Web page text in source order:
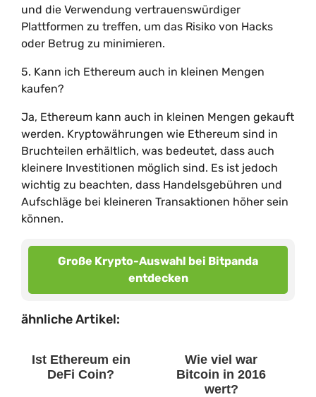
und die Verwendung vertrauenswürdiger
Plattformen zu treffen, um das Risiko von Hacks
oder Betrug zu minimieren.
5. Kann ich Ethereum auch in kleinen Mengen
kaufen?
Ja, Ethereum kann auch in kleinen Mengen gekauft
werden. Kryptowährungen wie Ethereum sind in
Bruchteilen erhältlich, was bedeutet, dass auch
kleinere Investitionen möglich sind. Es ist jedoch
wichtig zu beachten, dass Handelsgebühren und
Aufschläge bei kleineren Transaktionen höher sein
können.
Große Krypto-Auswahl bei Bitpanda
entdecken
ähnliche Artikel:
Ist Ethereum ein
DeFi Coin?
Wie viel war
Bitcoin in 2016
wert?